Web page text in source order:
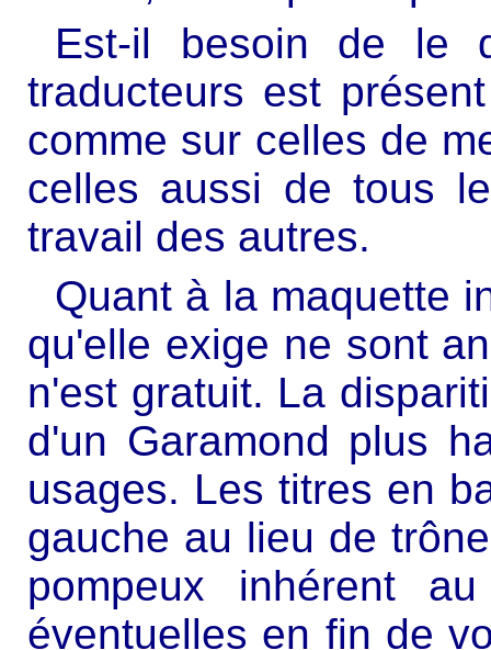
Est-il besoin de le
traducteurs est
comme sur celles de
celles aussi de tous
travail des autres.
Quant à la maquette
qu'elle exige ne sont
n'est gratuit. La
d'un Garamond plus
usages. Les titres en
gauche au lieu de
pompeux inhérent
éventuelles en fin de